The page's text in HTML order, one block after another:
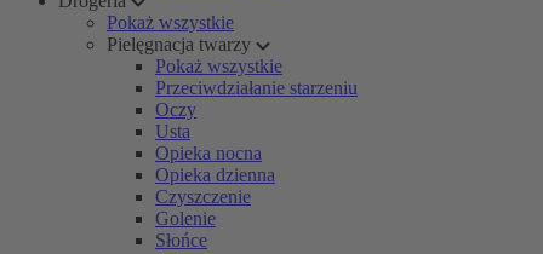
Pokaż wszystkie
Pielęgnacja twarzy
Pokaż wszystkie
Przeciwdziałanie starzeniu
Oczy
Usta
Opieka nocna
Opieka dzienna
Czyszczenie
Golenie
Słońce